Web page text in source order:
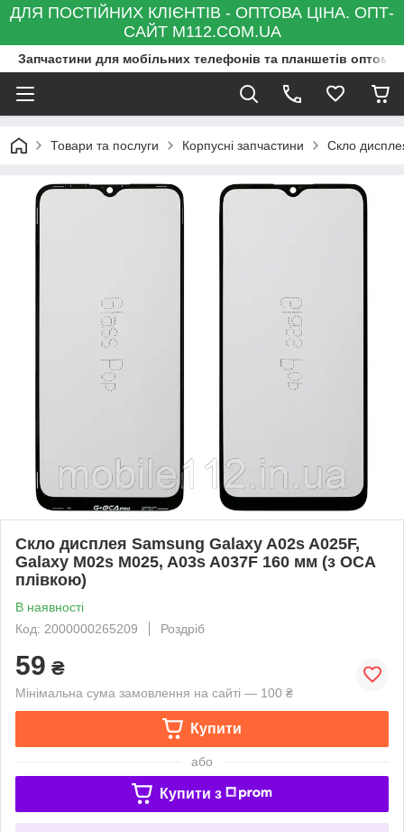
ДЛЯ ПОСТІЙНИХ КЛІЄНТІВ - ОПТОВА ЦІНА. ОПТ-
САЙТ M112.COM.UA
Запчастини для мобільних телефонів та планшетів оптом
Товари та послуги Корпусні запчастини Скло
Скло дисплея Samsung Galaxy A02s A025F,
Galaxy M02s M025, A03s A037F 160 мм (з OCA
плівкою)
В наявності
Код: 2000000265209
Роздріб
59 ₴
Мінімальна сума замовлення на сайті — 100 ₴
Купити
або
Купити з